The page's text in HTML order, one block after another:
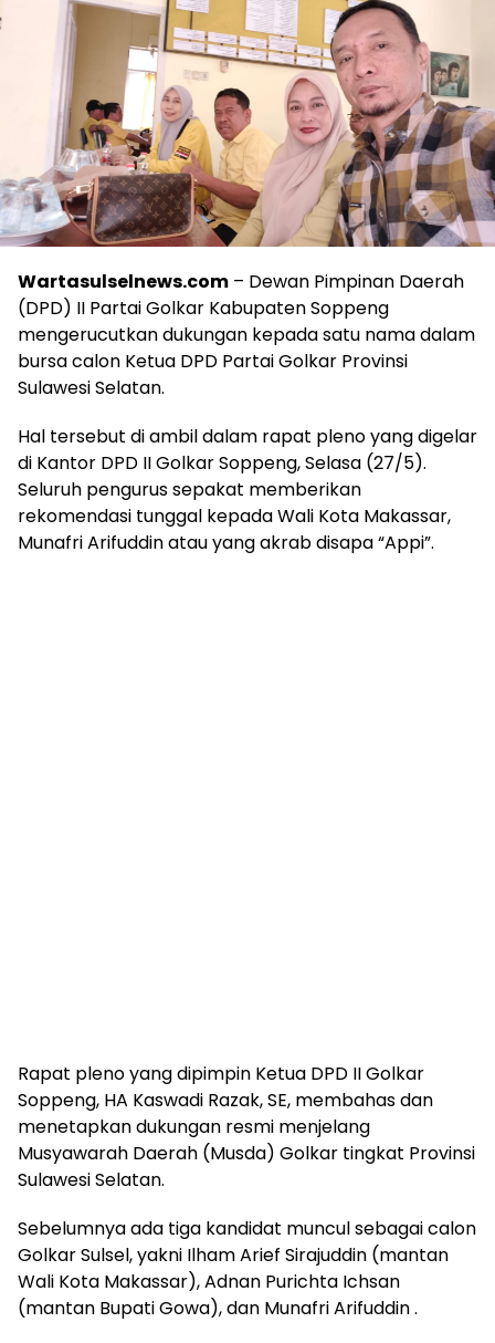
Wartasulselnews.com – Dewan Pimpinan Daerah
(DPD) II Partai Golkar Kabupaten Soppeng
mengerucutkan dukungan kepada satu nama dalam
bursa calon Ketua DPD Partai Golkar Provinsi
Sulawesi Selatan.
Hal tersebut di ambil dalam rapat pleno yang digelar
di Kantor DPD II Golkar Soppeng, Selasa (27/5).
Seluruh pengurus sepakat memberikan
rekomendasi tunggal kepada Wali Kota Makassar,
Munafri Arifuddin atau yang akrab disapa “Appi”.
Rapat pleno yang dipimpin Ketua DPD II Golkar
Soppeng, HA Kaswadi Razak, SE, membahas dan
menetapkan dukungan resmi menjelang
Musyawarah Daerah (Musda) Golkar tingkat Provinsi
Sulawesi Selatan.
Sebelumnya ada tiga kandidat muncul sebagai calon
Golkar Sulsel, yakni Ilham Arief Sirajuddin (mantan
Wali Kota Makassar), Adnan Purichta Ichsan
(mantan Bupati Gowa), dan Munafri Arifuddin .